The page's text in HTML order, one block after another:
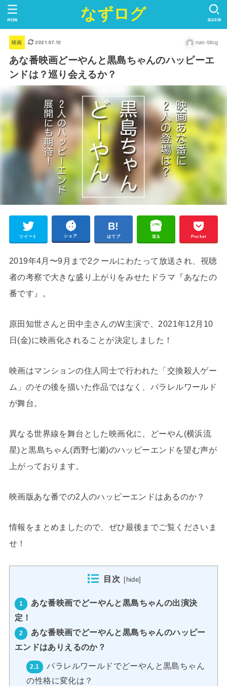
なずログ SEARCH
MENU
映画 2021.07.12 nas-blog
あな番映画どーやんと黒島ちゃんのハッピーエ
ンドは？巡り会えるか？
ツイート シェア はてブ 送る Pocket
2019年4月〜9月まで2クールにわたって放送され、視聴
者の考察で大きな盛り上がりをみせたドラマ『あなたの
番です』。
原田知世さんと田中圭さんのW主演で、2021年12月10
日(金)に映画化されることが決定しました！
映画はマンションの住人同士で行われた「交換殺人ゲー
ム」のその後を描いた作品ではなく、パラレルワールド
が舞台。
異なる世界線を舞台とした映画化に、どーやん(横浜流
星)と黒島ちゃん(西野七瀬)のハッピーエンドを望む声が
上がっております。
映画版あな番での2人のハッピーエンドはあるのか？
情報をまとめましたので、ぜひ最後までご覧くださいま
せ！
目次 [ hide]
1
あな番映画でどーやんと黒島ちゃんの出演決
定！
2
あな番映画でどーやんと黒島ちゃんのハッピー
エンドはありえるのか？
2.1
パラレルワールドでどーやんと黒島ちゃん
の性格に変化は？